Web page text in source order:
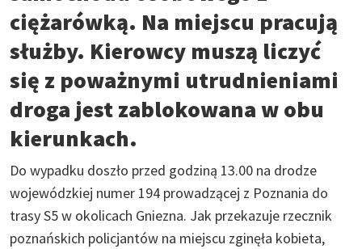
ciężarówką. Na miejscu pracują
służby. Kierowcy muszą liczyć
się z poważnymi utrudnieniami
droga jest zablokowana w obu
kierunkach.
Do wypadku doszło przed godziną 13.00 na drodze
wojewódzkiej numer 194 prowadzącej z Poznania do
trasy S5 w okolicach Gniezna. Jak przekazuje rzecznik
poznańskich policjantów na miejscu zginęła kobieta,